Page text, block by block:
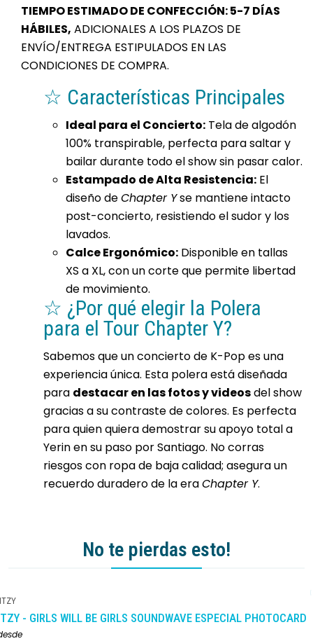
TIEMPO ESTIMADO DE CONFECCIÓN: 5-7 DÍAS
HÁBILES, ADICIONALES A LOS PLAZOS DE
ENVÍO/ENTREGA ESTIPULADOS EN LAS
CONDICIONES DE COMPRA.
☆ Características Principales
Ideal para el Concierto: Tela de algodón
100% transpirable, perfecta para saltar y
bailar durante todo el show sin pasar calor.
Estampado de Alta Resistencia: El
diseño deChapter Yse mantiene intacto
post-concierto, resistiendo el sudor y los
lavados.
Calce Ergonómico: Disponible en tallas
XS a XL, con un corte que permite libertad
de movimiento.
☆ ¿Por qué elegir la Polera
para el Tour Chapter Y?
Sabemos que un concierto de K-Pop es una
experiencia única. Esta polera está diseñada
para destacar en las fotos y videosdel show
gracias a su contraste de colores. Es perfecta
para quien quiera demostrar su apoyo total a
Yerin en su paso por Santiago. No corras
riesgos con ropa de baja calidad; asegura un
recuerdo duradero de la eraChapter Y.
No te pierdas esto!
-10%
ITZY
- GIRLS WILL BE GIRLS SOUNDWAVE ESPECIAL PHOTOCARD